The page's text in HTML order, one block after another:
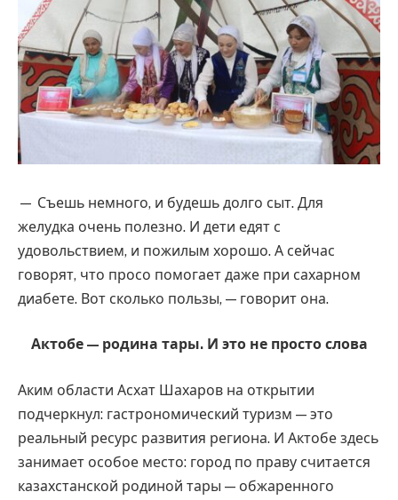
— Съешь немного, и будешь долго сыт. Для
желудка очень полезно. И дети едят с
удовольствием, и пожилым хорошо. А сейчас
говорят, что просо помогает даже при сахарном
диабете. Вот сколько пользы, — говорит она.
Актобе — родина тары. И это не просто слова
Аким области Асхат Шахаров на открытии
подчеркнул: гастрономический туризм — это
реальный ресурс развития региона. И Актобе здесь
занимает особое место: город по праву считается
казахстанской родиной тары — обжаренного